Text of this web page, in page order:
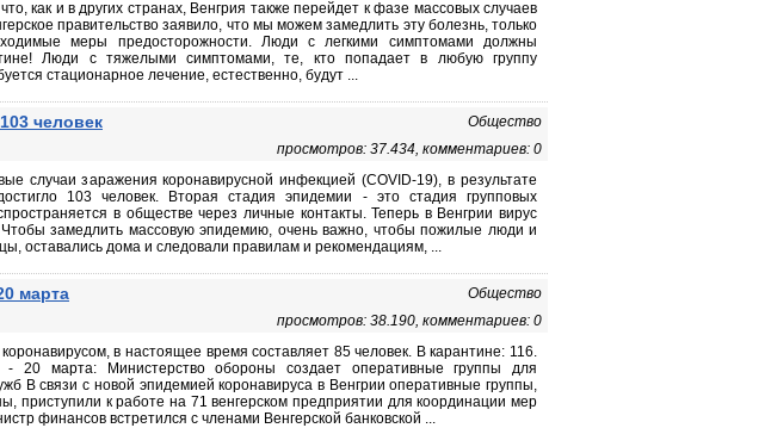
как и в других странах, Венгрия также перейдет к фазе массовых случаев
правительство заявило, что мы можем замедлить эту болезнь, только
меры предосторожности. Люди с легкими симптомами должны
Люди с тяжелыми симптомами, те, кто попадает в любую группу
стационарное лечение, естественно, будут ...
человек
Общество
просмотров: 37.434, комментариев: 0
случаи заражения коронавирусной инфекцией (COVID-19), в результате
103 человек. Вторая стадия эпидемии - это стадия групповых
в обществе через личные контакты. Теперь в Венгрии вирус
Чтобы замедлить массовую эпидемию, очень важно, чтобы пожилые люди и
оставались дома и следовали правилам и рекомендациям, ...
марта
Общество
просмотров: 38.190, комментариев: 0
в настоящее время составляет 85 человек. В карантине: 116.
20 марта: Министерство обороны создает оперативные группы для
В связи с новой эпидемией коронавируса в Венгрии оперативные группы,
приступили к работе на 71 венгерском предприятии для координации мер
финансов встретился с членами Венгерской банковской ...